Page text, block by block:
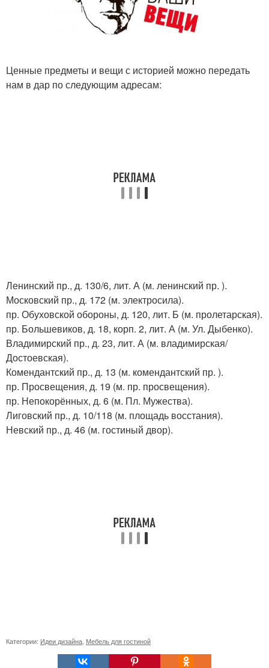
Ценные предметы и вещи с историей можно передать
нам в дар по следующим адресам:
Ленинский пр., д. 130/6, лит. А (м. ленинский пр. ).
Московский пр., д. 172 (м. электросила).
пр. Обуховской обороны, д. 120, лит. Б (м. пролетарская).
пр. Большевиков, д. 18, корп. 2, лит. А (м. Ул. Дыбенко).
Владимирский пр., д. 23, лит. А (м. владимирская/
Достоевская).
Комендантский пр., д. 13 (м. комендантский пр. ).
пр. Просвещения, д. 19 (м. пр. просвещения).
пр. Непокорённых, д. 6 (м. Пл. Мужества).
Лиговский пр., д. 10/118 (м. площадь восстания).
Невский пр., д. 46 (м. гостиный двор).
Категории: Идеи дизайна, Мебель для гостиной